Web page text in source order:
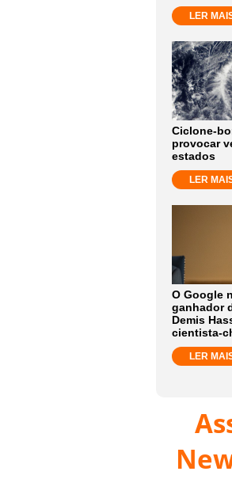
LER
Ciclone-
provocar
estados
LER
O Google
ganhador
Demis
cientista-
LER